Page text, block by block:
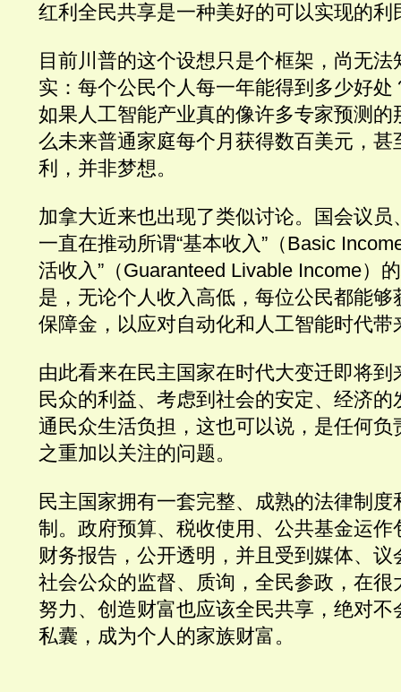
红利全民共享是一种美好的可以实现的利
目前川普的这个设想只是个框架，尚无
实：每个公民个人每一年能得到多少好处
如果人工智能产业真的像许多专家预测的
么未来普通家庭每个月获得数百美元，甚
利，并非梦想。
加拿大近来也出现了类似讨论。国会议员
一直在推动所谓“基本收入”（Basic
活收入”（Guaranteed Livable Income）
是，无论个人收入高低，每位公民都能够
保障金，以应对自动化和人工智能时代带
由此看来在民主国家在时代大变迁即将到
民众的利益、考虑到社会的安定、经济的
通民众生活负担，这也可以说，是任何负
之重加以关注的问题。
民主国家拥有一套完整、成熟的法律制度
制。政府预算、税收使用、公共基金运作
财务报告，公开透明，并且受到媒体、议
社会公众的监督、质询，全民参政，在很
努力、创造财富也应该全民共享，绝对不
私囊，成为个人的家族财富。